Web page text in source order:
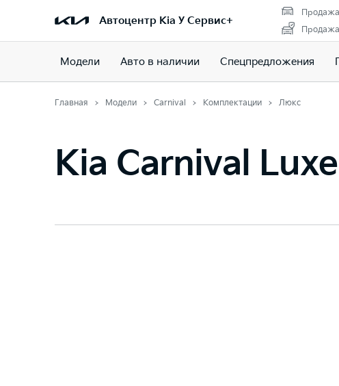
Автоцентр Kia У Сервис+
Продажа
Модели Авто в наличии Спецпредложения
Главная Модели Carnival Комплектации Люкс
Kia Carnival Luxe